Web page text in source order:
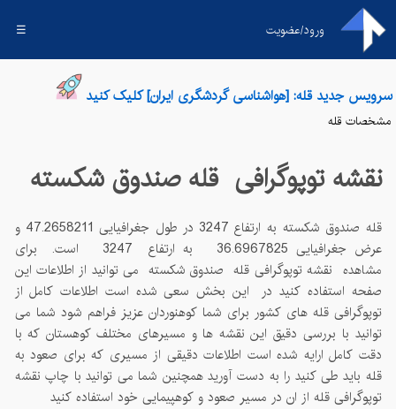
ورود/عضویت ☰
سرویس جدید قله: [هواشناسی گردشگری ایران] کلیک کنید
مشخصات قله
نقشه توپوگرافی قلهصندوق شکسته
قله صندوق شکسته 3247
47.2658211 و
عرض جغرافیایی 36.6967825
3247
است. برای
مشاهده نقشه توپوگرافی قله صندوق شکسته می توانید از اطلاعات این
صفحه استفاده کنید در این بخش سعی شده است اطلاعات کامل از
توپوگرافی قله های کشور برای شما کوهنوردان عزیز فراهم شود شما می
توانید با بررسی دقیق این نقشه ها و مسیرهای مختلف کوهستان که با
دقت کامل ارایه شده است اطلاعات دقیقی از مسیری که برای صعود به
قله باید طی کنید را به دست آورید همچنین شما می توانید با چاپ نقشه
توپوگرافی قله از ان در مسیر صعود و کوهپیمایی خود استفاده کنید